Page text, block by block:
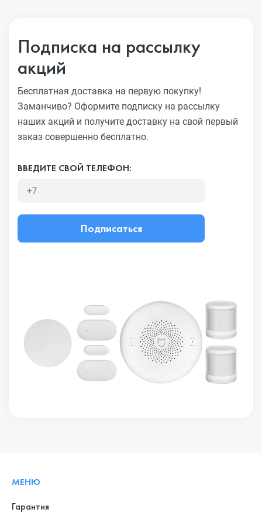
Подписка на рассылку
акций
Бесплатная доставка на первую покупку!
Заманчиво? Оформите подписку на рассылку
наших акций и получите доставку на свой первый
заказ совершенно бесплатно.
ВВЕДИТЕ СВОЙ ТЕЛЕФОН:
Подписаться
МЕНЮ
Гарантия